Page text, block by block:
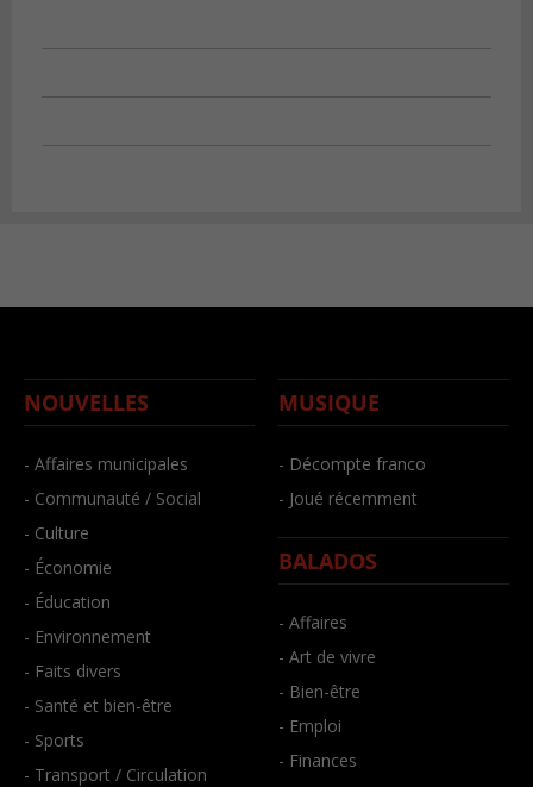
NOUVELLES
- Affaires municipales
- Communauté / Social
- Culture
- Économie
- Éducation
- Environnement
- Faits divers
- Santé et bien-être
- Sports
- Transport / Circulation
MUSIQUE
- Décompte franco
- Joué récemment
BALADOS
- Affaires
- Art de vivre
- Bien-être
- Emploi
- Finances